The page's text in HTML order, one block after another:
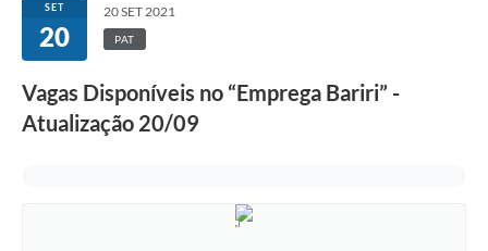
SET
20
20 SET 2021
PAT
Vagas Disponíveis no “Emprega Bariri” -
Atualização 20/09